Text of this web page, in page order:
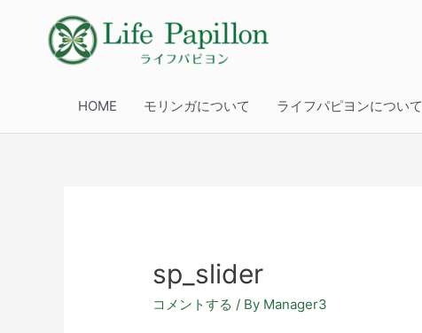
HOME モリンガについて ライフパピヨンについて
sp_slider
コメントする / By Manager3